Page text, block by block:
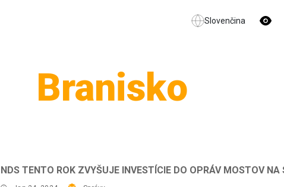
Slovenčina
Branisko
NDS TENTO ROK ZVYŠUJE INVESTÍCIE DO OPRÁV MOSTOV NA